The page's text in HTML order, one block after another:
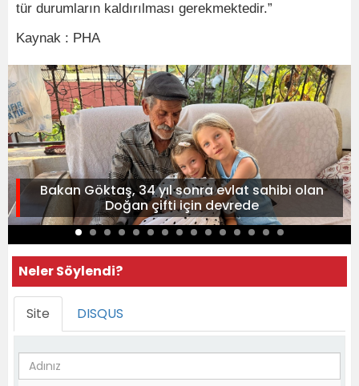
tür durumların kaldırılması gerekmektedir.”
Kaynak : PHA
Bakan Göktaş, 34 yıl sonra evlat sahibi olan
Doğan çifti için devrede
Neler Söylendi?
Site DISQUS